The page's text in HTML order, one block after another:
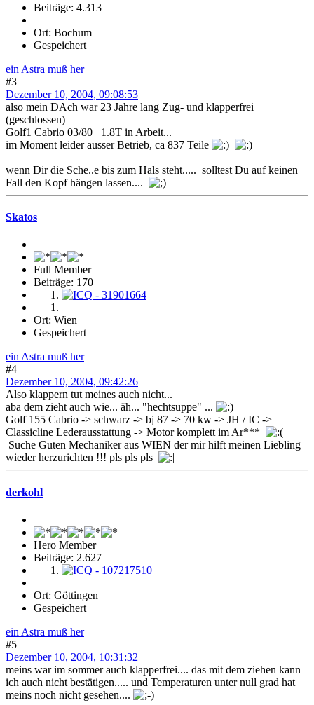
Beiträge: 4.313
Ort: Bochum
Gespeichert
ein Astra muß her
#3
Dezember 10, 2004, 09:08:53
also mein DAch war 23 Jahre lang Zug- und klapperfrei
(geschlossen)
Golf1 Cabrio 03/80 1.8T in Arbeit...
im Moment leider ausser Betrieb, ca 837 Teile
wenn Dir die Sche..e bis zum Hals steht..... solltest Du auf keinen
Fall den Kopf hängen lassen....
Skatos
Full Member
Beiträge: 170
Ort: Wien
Gespeichert
ein Astra muß her
#4
Dezember 10, 2004, 09:42:26
Also klappern tut meines auch nicht...
aba dem zieht auch wie... äh... "hechtsuppe" ...
Golf 155 Cabrio -> schwarz -> bj 87 -> 70 kw -> JH / IC ->
Classicline Lederausstattung -> Motor komplett im Ar***
Suche Guten Mechaniker aus WIEN der mir hilft meinen Liebling
wieder herzurichten !!! pls pls pls
derkohl
Hero Member
Beiträge: 2.627
Ort: Göttingen
Gespeichert
ein Astra muß her
#5
Dezember 10, 2004, 10:31:32
meins war im sommer auch klapperfrei.... das mit dem ziehen kann
ich auch nicht bestätigen..... und Temperaturen unter null grad hat
meins noch nicht gesehen....